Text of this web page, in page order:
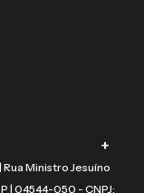
+
Rua Ministro Jesuíno
| 04544-050 - CNPJ: